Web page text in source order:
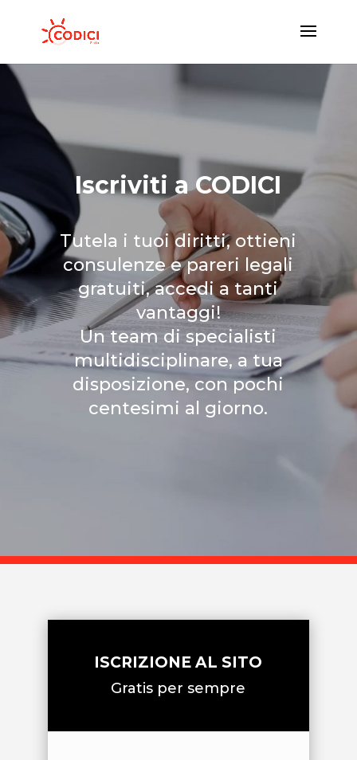
Iscriviti a CODICI
Tutela i tuoi diritti, ottieni
consulenze e pareri legali
gratuiti, accedi a tanti
vantaggi!
Un team di specialisti
multidisciplinare, a tua
disposizione, con pochi
centesimi al giorno.
ISCRIZIONE AL SITO
Gratis per sempre